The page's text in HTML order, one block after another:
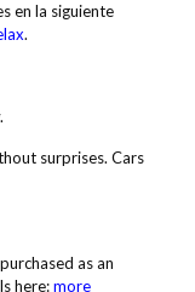
en la siguiente
.
surprises. Cars
as an
here:more